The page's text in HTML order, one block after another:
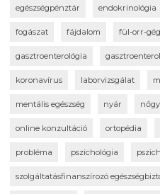
egészségpénztár endokrinológia
fogászat fájdalom fül-orr-
gasztroenterológia
koronavírus laborvizsgálat
mentális egészség nyár
online konzultáció ortopédia
probléma pszichológia
szolgáltatásfinanszírozó